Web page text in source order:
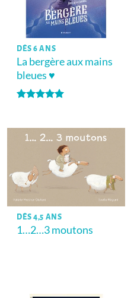
DÈS 6 ANS
La bergère aux mains
bleues ♥
DÈS 4,5 ANS
1…2…3 moutons